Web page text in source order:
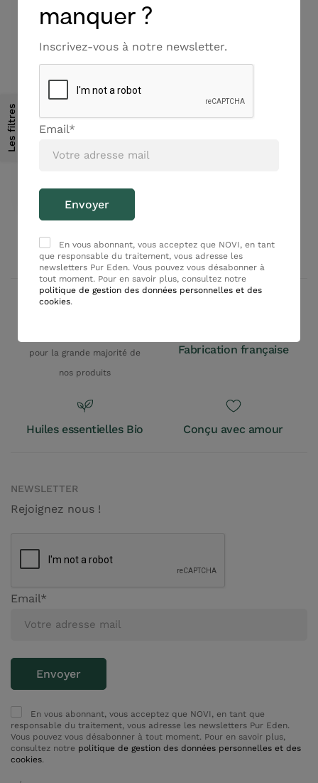
Les filtres Roll-on Aroma Sérénité
15,00€
pour la grande majorité de
nos produits
Fabrication française
Huiles essentielles Bio Conçu avec amour
NEWSLETTER
Rejoignez nous !
Email*
En vous abonnant, vous acceptez que NOVI, en tant que
responsable du traitement, vous adresse les newsletters Pur Eden.
Vous pouvez vous désabonner à tout moment. Pour en savoir plus,
consultez notre politique de gestion des données personnelles et des
cookies.
manquer ?
Inscrivez-vous à notre newsletter.
Email*
En vous abonnant, vous acceptez que NOVI, en tant
que responsable du traitement, vous adresse les
newsletters Pur Eden. Vous pouvez vous désabonner à
tout moment. Pour en savoir plus, consultez notre
politique de gestion des données personnelles et des
cookies.